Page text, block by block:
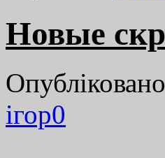
Новые
ігор0